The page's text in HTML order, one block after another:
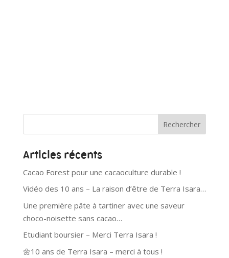
Articles récents
Cacao Forest pour une cacaoculture durable !
Vidéo des 10 ans – La raison d’être de Terra Isara…
Une première pâte à tartiner avec une saveur
choco-noisette sans cacao…
Etudiant boursier – Merci Terra Isara !
🌼10 ans de Terra Isara – merci à tous !